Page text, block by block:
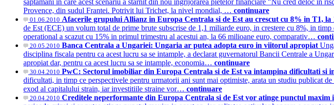
saptamani in care acest scenariu a starnit din nou ingrijorarea pietelor financiare "Nu cred deloc in
Provence, din sudul Frantei. Potrivit lui Trichet, la nivel mondial, … continuare
01.06.2010 Afacerile grupului Allianz in Europa Centrala si de Est au crescut cu 8% in T1, la
de Est (ECE) un volum total de prime brute subscrise de 1,1 miliarde euro, in crestere cu 8%, in
operational a scazut cu 15% in primul trimestru al acestui an, la 66 milioane euro, comparativ…
20.05.2010 Banca Centrala a Ungariei: Ungaria ar putea adopta euro in viitorul apropiat
disciplina fiscala pentru ca acest lucru sa se intample, a declarat guvernatorul Bancii Centrale a
apropiat dar, pentru ca acest lucru sa se intample, economia… continuare
30.04.2010 PwC: Sectorul imobiliar din Europa Centrala si de Est va intampina dificultati si
dificultati, in timp ce perspectivele pentru urmatorii ani sunt mai optimiste, arata un studiu publicat
exod al capitalului strain, iar investitiile straine vor… continuare
20.04.2010 Creditele neperformante din Europa Centrala si de Est vor atinge punctul maxim